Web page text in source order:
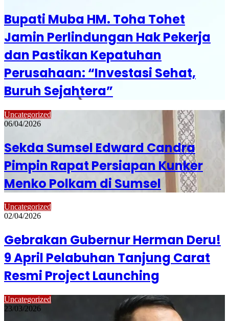
Bupati Muba HM. Toha Tohet
Jamin Perlindungan Hak Pekerja
dan Pastikan Kepatuhan
Perusahaan: “Investasi Sehat,
Buruh Sejahtera”
Uncategorized
06/04/2026
Sekda Sumsel Edward Candra
Pimpin Rapat Persiapan Kunker
Menko Polkam di Sumsel
Uncategorized
02/04/2026
Gebrakan Gubernur Herman Deru!
9 April Pelabuhan Tanjung Carat
Resmi Project Launching
Uncategorized
23/03/2026